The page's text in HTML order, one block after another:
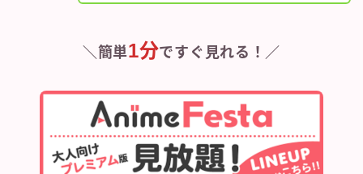
＼簡単1分ですぐ見れる！／